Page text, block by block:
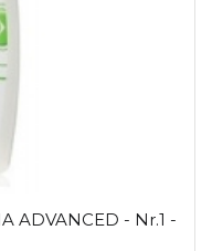
ADVANCED - Nr.1 -